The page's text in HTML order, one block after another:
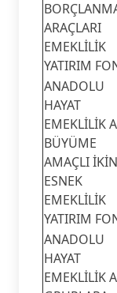
ARAÇLARI
EMEKLİLİK
YATIRIM
ANADOLU
HAYAT
EMEKLİLİK
BÜYÜME
AMAÇLI
ESNEK
EMEKLİLİK
YATIRIM
ANADOLU
HAYAT
EMEKLİLİK